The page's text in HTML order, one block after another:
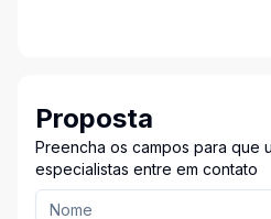
Proposta
Preencha os campos para que
especialistas entre em contato